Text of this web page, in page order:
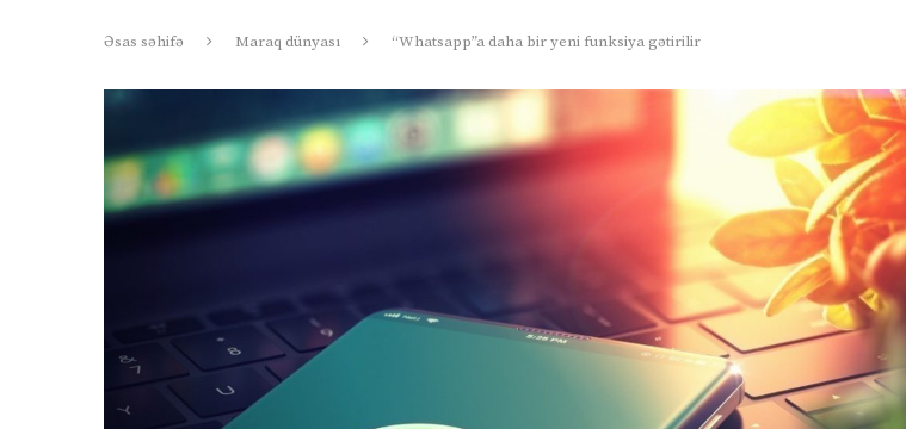
Əsas səhifə Maraq dünyası “Whatsapp”a daha bir yeni funksiya gətirilir